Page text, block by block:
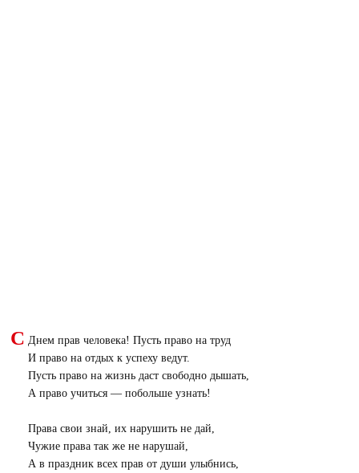
С Днем прав человека! Пусть право на труд
И право на отдых к успеху ведут.
Пусть право на жизнь даст свободно дышать,
А право учиться — побольше узнать!
Права свои знай, их нарушить не дай,
Чужие права так же не нарушай,
А в праздник всех прав от души улыбнись,